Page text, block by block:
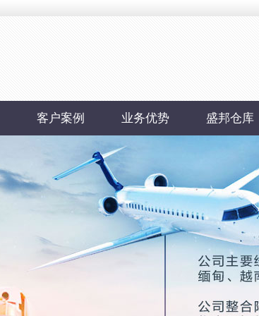
客户案例 业务优势 盛邦仓库